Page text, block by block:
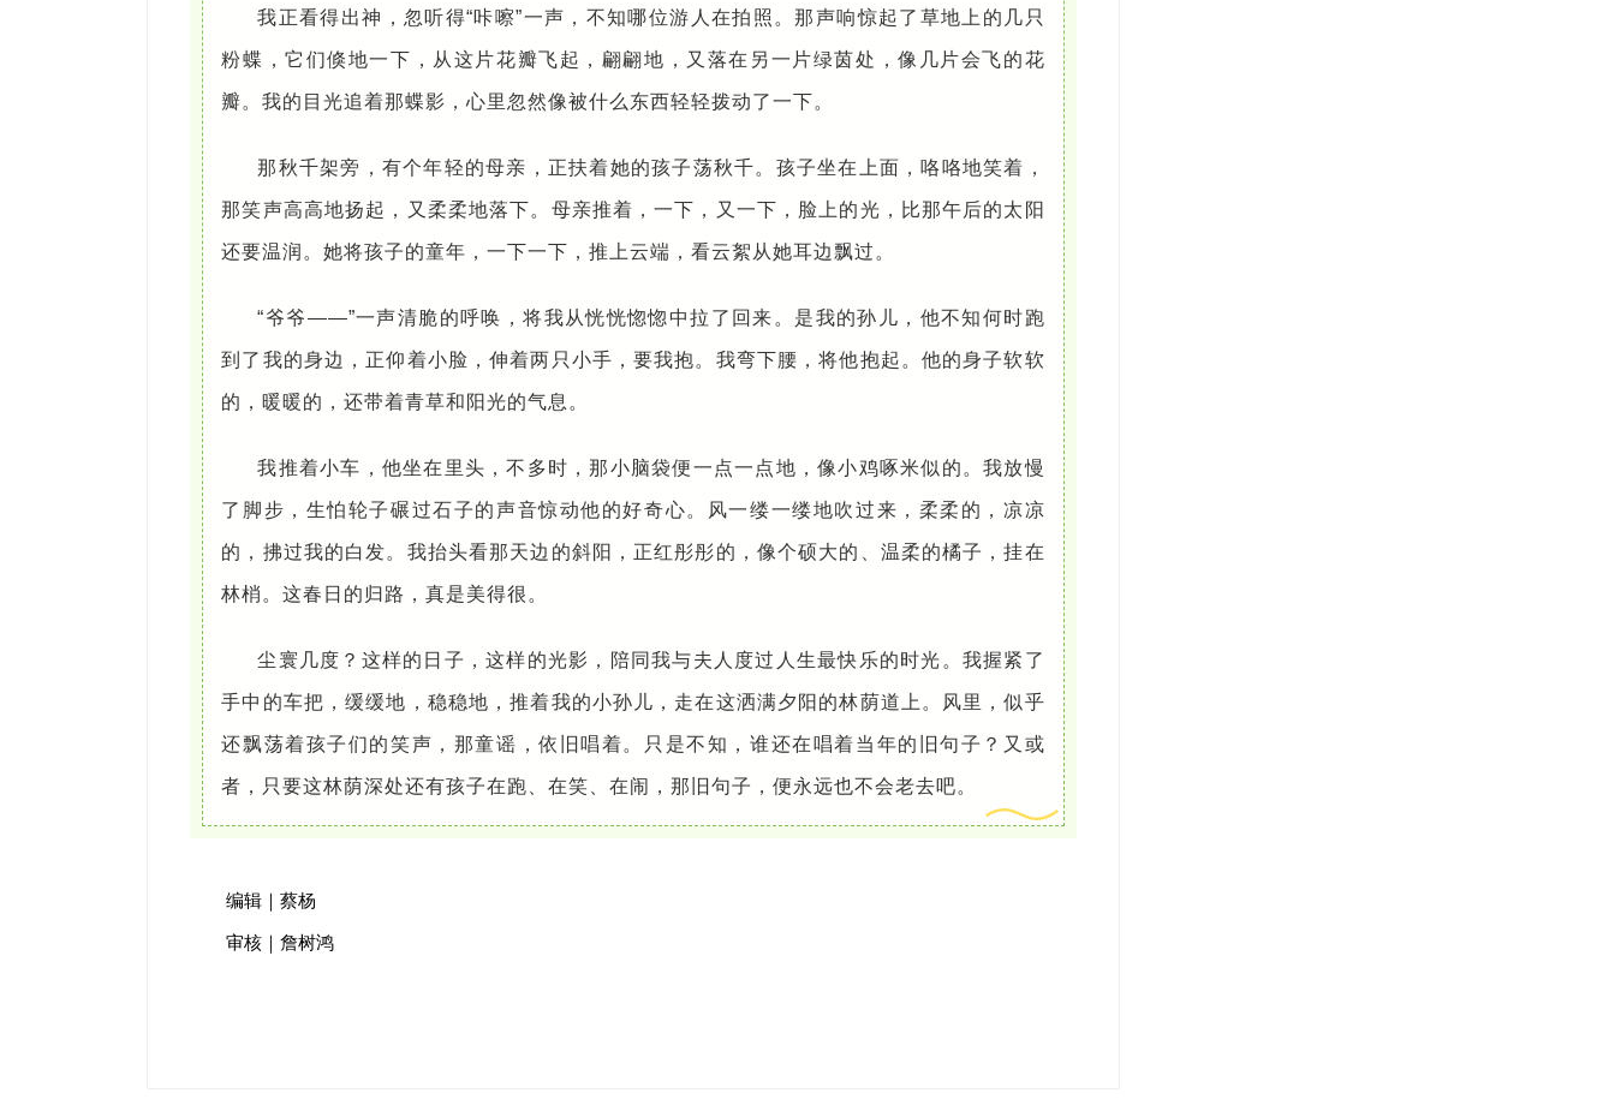
我正看得出神，忽听得“咔嚓”一声，不知哪位游人在拍照。那声响惊起了草地上的几只
粉蝶，它们倏地一下，从这片花瓣飞起，翩翩地，又落在另一片绿茵处，像几片会飞的花
瓣。我的目光追着那蝶影，心里忽然像被什么东西轻轻拨动了一下。
那秋千架旁，有个年轻的母亲，正扶着她的孩子荡秋千。孩子坐在上面，咯咯地笑着，
那笑声高高地扬起，又柔柔地落下。母亲推着，一下，又一下，脸上的光，比那午后的太阳
还要温润。她将孩子的童年，一下一下，推上云端，看云絮从她耳边飘过。
“爷爷——”一声清脆的呼唤，将我从恍恍惚惚中拉了回来。是我的孙儿，他不知何时跑
到了我的身边，正仰着小脸，伸着两只小手，要我抱。我弯下腰，将他抱起。他的身子软软
的，暖暖的，还带着青草和阳光的气息。
我推着小车，他坐在里头，不多时，那小脑袋便一点一点地，像小鸡啄米似的。我放慢
了脚步，生怕轮子碾过石子的声音惊动他的好奇心。风一缕一缕地吹过来，柔柔的，凉凉
的，拂过我的白发。我抬头看那天边的斜阳，正红彤彤的，像个硕大的、温柔的橘子，挂在
林梢。这春日的归路，真是美得很。
尘寰几度？这样的日子，这样的光影，陪同我与夫人度过人生最快乐的时光。我握紧了
手中的车把，缓缓地，稳稳地，推着我的小孙儿，走在这洒满夕阳的林荫道上。风里，似乎
还飘荡着孩子们的笑声，那童谣，依旧唱着。只是不知，谁还在唱着当年的旧句子？又或
者，只要这林荫深处还有孩子在跑、在笑、在闹，那旧句子，便永远也不会老去吧。
编辑｜蔡杨
审核｜詹树鸿